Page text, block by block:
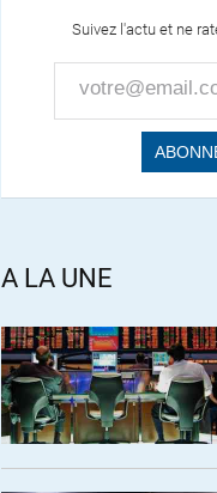
Suivez l'actu et ne
A LA UNE